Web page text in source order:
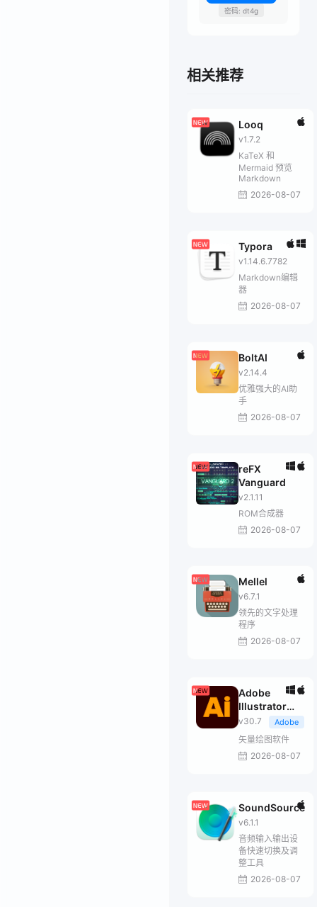
密码: dt4g
相关推荐
Looq
v1.7.2
KaTeX 和
Mermaid 预览
Markdown
2026-08-07
Typora
v1.14.6.7782
Markdown编辑
器
2026-08-07
BoltAI
v2.14.4
优雅强大的AI助
手
2026-08-07
reFX
Vanguard
v2.1.11
ROM合成器
2026-08-07
Mellel
v6.7.1
领先的文字处理
程序
2026-08-07
Adobe
Illustrator
2026
v30.7 Adobe
矢量绘图软件
2026-08-07
SoundSource
v6.1.1
音频输入输出设
备快速切换及调
整工具
2026-08-07